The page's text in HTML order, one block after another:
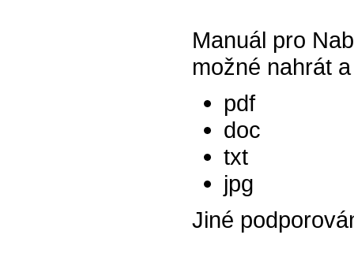
Manuál pro
možné nahrát
pdf
doc
txt
jpg
Jiné